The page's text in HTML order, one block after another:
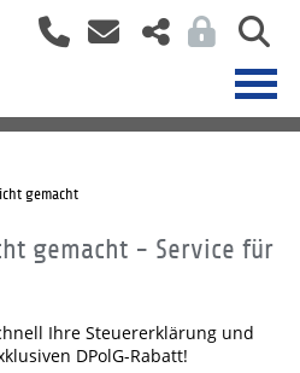
gemacht
gemacht - Service für
Ihre Steuererklärung und
DPolG-Rabatt!